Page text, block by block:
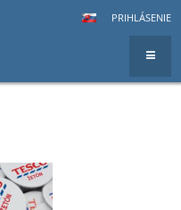
PRIHLÁSENIE